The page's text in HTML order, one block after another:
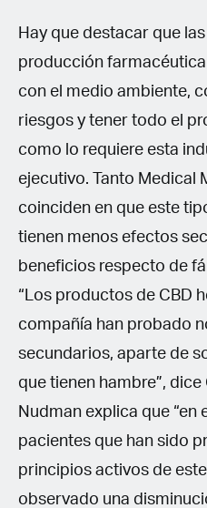
Hay que destacar que
producción
con el medio ambiente,
riesgos y tener todo el
como lo requiere esta
ejecutivo. Tanto Medical
coinciden en que este
tienen menos efectos
beneficios respecto de
“Los productos de CBD
compañía han probado
secundarios, aparte de
que tienen hambre”,
Nudman explica que “en
pacientes que han sido
principios activos de
observado una